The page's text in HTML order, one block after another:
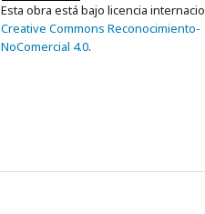
Esta obra está bajo licencia
Creative Commons Reconocimiento-
NoComercial 4.0.